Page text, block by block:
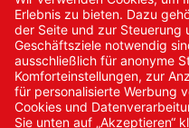
Kontakt
Kontakt/Anfrage
Neukundenanmeldung
Kennwort vergessen